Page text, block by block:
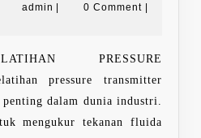
TRANSMITTER
admin admin0 Comment
PRESSURE
pressure transmitter
penting dalam dunia industri.
mengukur tekanan fluida